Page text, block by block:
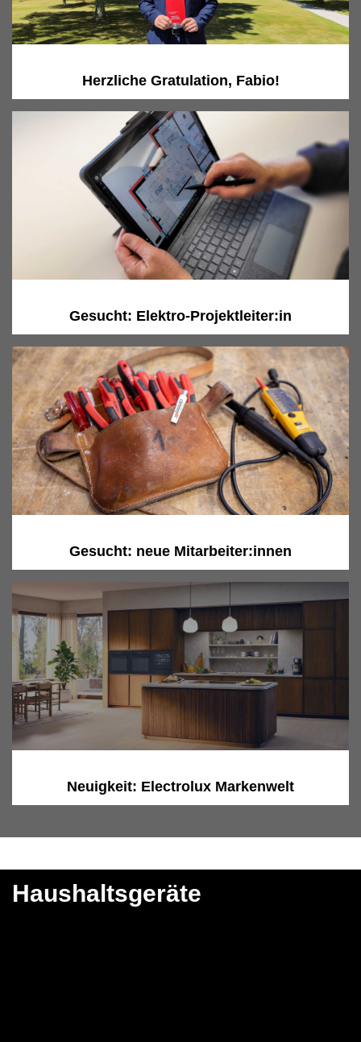
Herzliche Gratulation, Fabio!
Gesucht: Elektro-Projektleiter:in
Gesucht: neue Mitarbeiter:innen
Neuigkeit: Electrolux Markenwelt
Haushaltsgeräte